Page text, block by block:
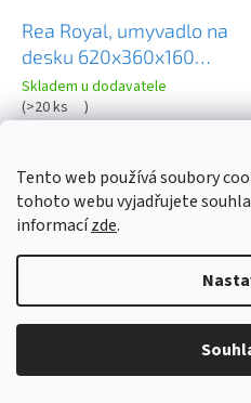
Tento web používá soubory
tohoto webu vyjadřujete
informacízde.
Rea Royal, umyvadlo na
desku 620x360x160
mm, béžová-hnědá,
REA-U0626
Skladem u dodavatele
(>20 ks )
DO KOŠÍKU